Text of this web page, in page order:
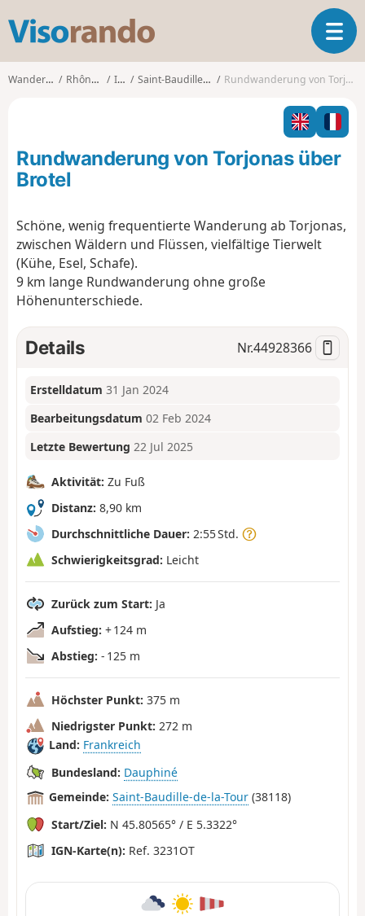
s
o
o
T
o
g
l
n
a
a
Wanderungen Rhône-Alpes Isère Saint-Baudille-de-la-Tour Rundwanderung von Torjonas über Brotel
Rundwanderung von Torjonas über
Brotel
Schöne, wenig frequentierte Wanderung ab Torjonas,
zwischen Wäldern und Flüssen, vielfältige Tierwelt
(Kühe, Esel, Schafe).
9 km lange Rundwanderung ohne große
Höhenunterschiede.
Details Nr.44928366
Erstelldatum 31 Jan 2024
Bearbeitungsdatum 02 Feb 2024
Letzte Bewertung 22 Jul 2025
Aktivität: Zu Fuß
Distanz: 8,90 km
Durchschnittliche Dauer: 2:55 Std.
Schwierigkeitsgrad: Leicht
Zurück zum Start: Ja
Aufstieg: + 124 m
Abstieg: - 125 m
Höchster Punkt: 375 m
Niedrigster Punkt: 272 m
Land: Frankreich
Bundesland: Dauphiné
Gemeinde: Saint-Baudille-de-la-Tour (38118)
Start/Ziel: N 45.80565° / E 5.3322°
IGN-Karte(n): Ref. 3231OT